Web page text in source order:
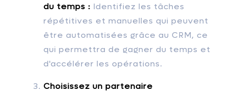
du temps : Identifiez les tâches
répétitives et manuelles qui peuvent
être automatisées grâce au CRM, ce
qui permettra de gagner du temps et
d'accélérer les opérations.
Choisissez un partenaire